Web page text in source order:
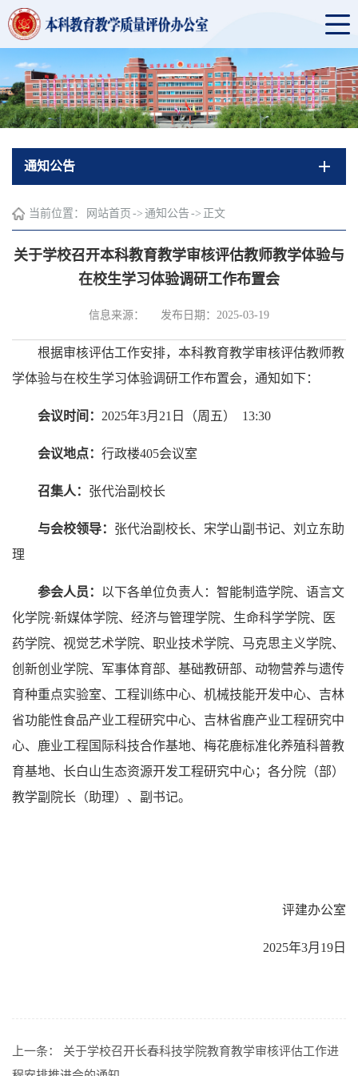
通知公告
当前位置： 网站首页 -> 通知公告 -> 正文
关于学校召开本科教育教学审核评估教师教学体验与
在校生学习体验调研工作布置会
信息来源： 发布日期：2025-03-19
根据审核评估工作安排，本科教育教学审核评估教师教
学体验与在校生学习体验调研工作布置会，通知如下：
会议时间： 2025年3月21日（周五） 13:30
会议地点： 行政楼405会议室
召集人： 张代治副校长
与会校领导： 张代治副校长、宋学山副书记、刘立东助
理
参会人员： 以下各单位负责人：智能制造学院、语言文
化学院·新媒体学院、经济与管理学院、生命科学学院、医
药学院、视觉艺术学院、职业技术学院、马克思主义学院、
创新创业学院、军事体育部、基础教研部、动物营养与遗传
育种重点实验室、工程训练中心、机械技能开发中心、吉林
省功能性食品产业工程研究中心、吉林省鹿产业工程研究中
心、鹿业工程国际科技合作基地、梅花鹿标准化养殖科普教
育基地、长白山生态资源开发工程研究中心；各分院（部）
教学副院长（助理）、副书记。
评建办公室
2025年3月19日
上一条： 关于学校召开长春科技学院教育教学审核评估工作进